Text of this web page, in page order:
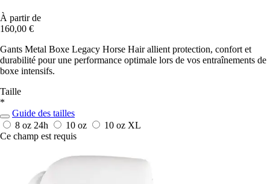
À partir de
160,00 €
Gants Metal Boxe Legacy Horse Hair allient protection, confort et
durabilité pour une performance optimale lors de vos entraînements de
boxe intensifs.
Taille
*
Guide des tailles
8 oz 24h 10 oz
10 oz XL
Ce champ est requis